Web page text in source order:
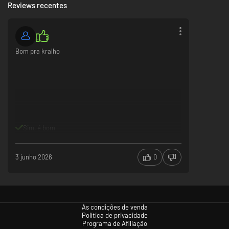
Reviews recentes
Bom pra kralho
3 junho 2026 0
As condições de venda
Política de privacidade
Programa de Afiliação